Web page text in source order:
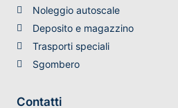
Noleggio autoscale
Deposito e magazzino
Trasporti speciali
Sgombero
Contatti